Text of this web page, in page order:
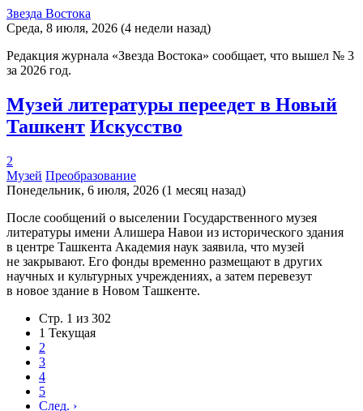
Звезда Востока
Среда, 8 июля, 2026 (4 недели назад)
Редакция журнала «Звезда Востока» сообщает, что вышел № 3
за 2026 год.
Музей литературы переедет в Новый
Ташкент Искусство
2
Музей Преобразование
Понедельник, 6 июля, 2026 (1 месяц назад)
После сообщений о выселении Государственного музея
литературы имени Алишера Навои из исторического здания
в центре Ташкента Академия наук заявила, что музей
не закрывают. Его фонды временно размещают в других
научных и культурных учреждениях, а затем перевезут
в новое здание в Новом Ташкенте.
Стр. 1 из 302
1 Текущая
2
3
4
5
След. ›